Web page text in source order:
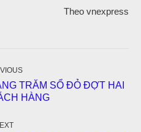
Theo vnexpress
Previous
post:
TRĂM SỔ ĐỎ ĐỢT HAI
HÀNG